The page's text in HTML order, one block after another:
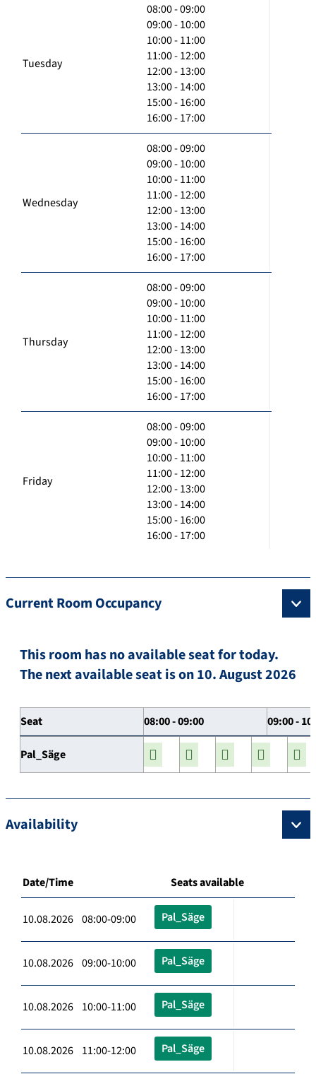
Tuesday
08:00 - 09:00
09:00 - 10:00
10:00 - 11:00
11:00 - 12:00
12:00 - 13:00
13:00 - 14:00
15:00 - 16:00
16:00 - 17:00
Wednesday
08:00 - 09:00
09:00 - 10:00
10:00 - 11:00
11:00 - 12:00
12:00 - 13:00
13:00 - 14:00
15:00 - 16:00
16:00 - 17:00
Thursday
08:00 - 09:00
09:00 - 10:00
10:00 - 11:00
11:00 - 12:00
12:00 - 13:00
13:00 - 14:00
15:00 - 16:00
16:00 - 17:00
Friday
08:00 - 09:00
09:00 - 10:00
10:00 - 11:00
11:00 - 12:00
12:00 - 13:00
13:00 - 14:00
15:00 - 16:00
16:00 - 17:00
Current Room Occupancy
This room has no available seat for today.
The next available seat is on 10. August 2026
Seat 08:00 - 09:00 09:00 -
Pal_Säge
Availability
Date/Time Seats available
10.08.2026 08:00-09:00 Pal_Säge
10.08.2026 09:00-10:00 Pal_Säge
10.08.2026 10:00-11:00 Pal_Säge
10.08.2026 11:00-12:00 Pal_Säge